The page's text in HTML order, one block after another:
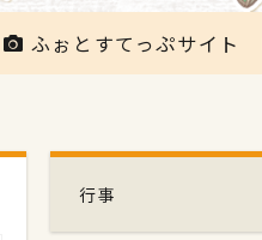
ふぉとすてっぷサイト
行事